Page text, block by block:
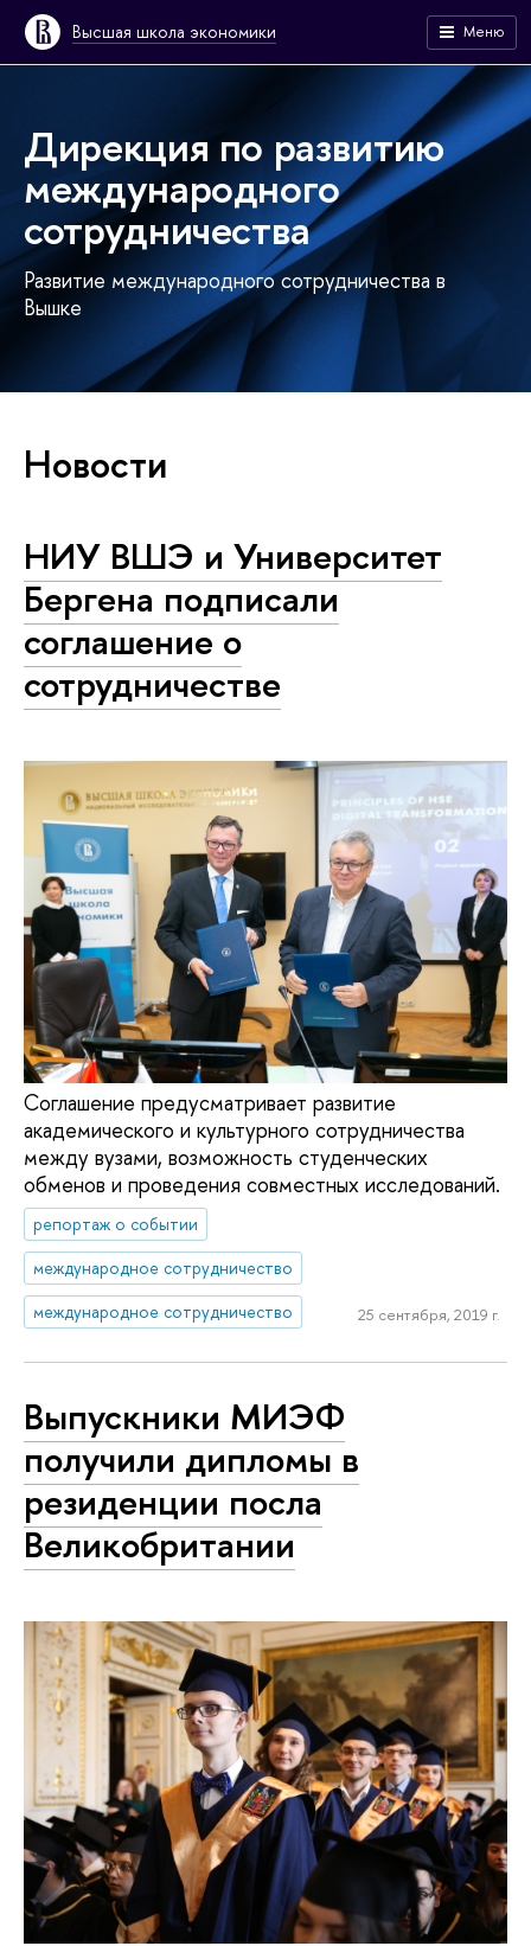
Высшая школа экономики Меню
Дирекция по развитию
международного
сотрудничества
Развитие международного сотрудничества в
Вышке
Новости
НИУ ВШЭ и Университет
Бергена подписали
соглашение о
сотрудничестве
Соглашение предусматривает развитие
академического и культурного сотрудничества
между вузами, возможность студенческих
обменов и проведения совместных исследований.
репортаж о событии
международное сотрудничество
международное сотрудничество
25 сентября, 2019 г.
Выпускники МИЭФ
получили дипломы в
резиденции посла
Великобритании